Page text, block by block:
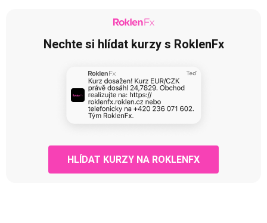
Nechte si hlídat kurzy s RoklenFx
HLÍDAT KURZY NA ROKLENFX